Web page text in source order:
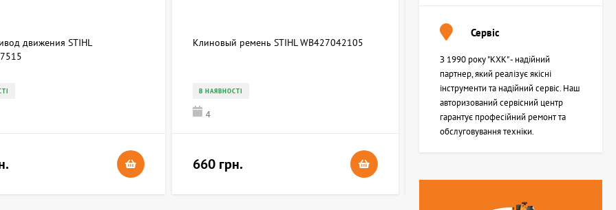
движения STIHL
Клиновый ремень STIHL WB427042105
В НАЯВНОСТІ
4
660 грн.
Возвратная пружина STIHL (Z000013Z000)
В НАЯВНОСТІ
4
Сервіс
З 1990 року "КХК" - надійний
партнер, який реалізує якісні
інструменти та надійний сервіс. Наш
авторизований сервісний центр
гарантує професійний ремонт та
обслуговування техніки.